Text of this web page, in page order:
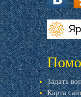
vk.com
Задать
Карта